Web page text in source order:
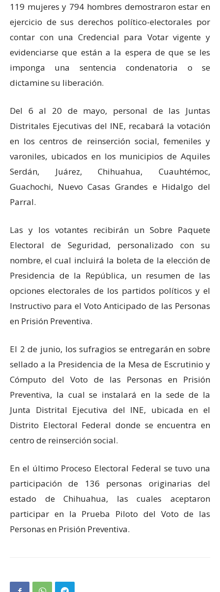
119 mujeres y 794 hombres demostraron estar en
ejercicio de sus derechos político-electorales por
contar con una Credencial para Votar vigente y
evidenciarse que están a la espera de que se les
imponga una sentencia condenatoria o se
dictamine su liberación.
Del 6 al 20 de mayo, personal de las Juntas
Distritales Ejecutivas del INE, recabará la votación
en los centros de reinserción social, femeniles y
varoniles, ubicados en los municipios de Aquiles
Serdán, Juárez, Chihuahua, Cuauhtémoc,
Guachochi, Nuevo Casas Grandes e Hidalgo del
Parral.
Las y los votantes recibirán un Sobre Paquete
Electoral de Seguridad, personalizado con su
nombre, el cual incluirá la boleta de la elección de
Presidencia de la República, un resumen de las
opciones electorales de los partidos políticos y el
Instructivo para el Voto Anticipado de las Personas
en Prisión Preventiva.
El 2 de junio, los sufragios se entregarán en sobre
sellado a la Presidencia de la Mesa de Escrutinio y
Cómputo del Voto de las Personas en Prisión
Preventiva, la cual se instalará en la sede de la
Junta Distrital Ejecutiva del INE, ubicada en el
Distrito Electoral Federal donde se encuentra en
centro de reinserción social.
En el último Proceso Electoral Federal se tuvo una
participación de 136 personas originarias del
estado de Chihuahua, las cuales aceptaron
participar en la Prueba Piloto del Voto de las
Personas en Prisión Preventiva.